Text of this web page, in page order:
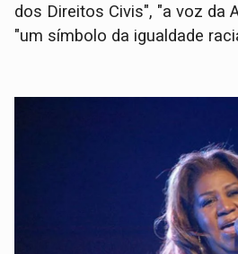
dos Direitos Civis", "a voz da
"um símbolo da igualdade